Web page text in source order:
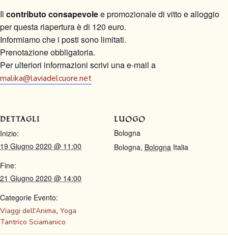
Il contributo consapevolee promozionale di vitto e alloggio
per questa riapertura è di 120 euro.
Informiamo che i posti sono limitati.
Prenotazione obbligatoria.
Per ulteriori informazioni scrivi una e-mail a
malika@laviadelcuore.net
DETTAGLI
Inizio:
19 Giugno 2020 @ 11:00
Fine:
21 Giugno 2020 @ 14:00
Categorie Evento:
Viaggi dell'Anima, Yoga
Tantrico Sciamanico
LUOGO
Bologna
Bologna, Bologna Italia